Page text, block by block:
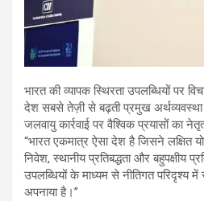
भारत की व्यापक स्थिरता उपलब्धियों पर
देश सबसे तेज़ी से बढ़ती प्रमुख
जलवायु कार्रवाई पर वैश्विक प्रयासों का
“भारत एकमात्र ऐसा देश है जिसने लक्षित
निवेश, स्थानीय प्रतिबद्धता और बहुपक्षीय
उपलब्धियों के माध्यम से नीतिगत परिदृश्य
अपनाया है।”